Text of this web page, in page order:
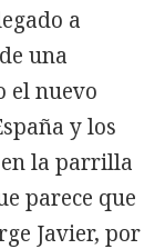
a
una
el nuevo
y los
la parrilla
parece que
Javier, por